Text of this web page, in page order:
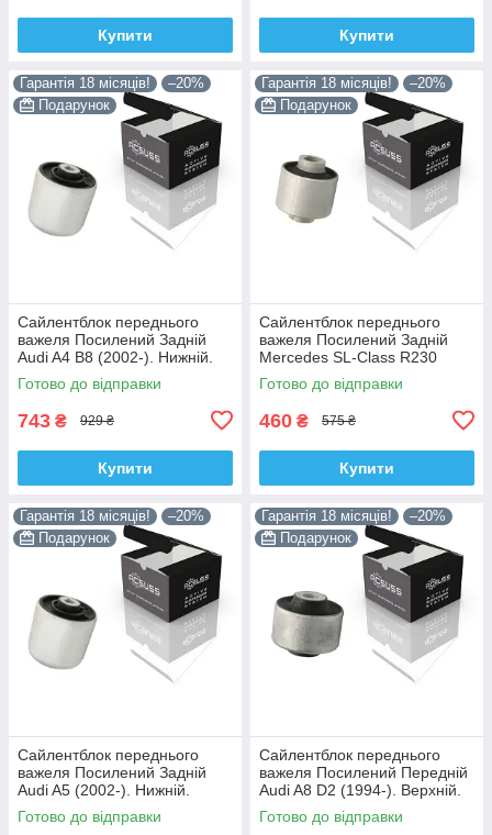
Купити Купити
Гарантія 18 місяців!
–20%
Подарунок
Сайлентблок переднього
важеля Посилений Задній
Audi A4 B8 (2002-). Нижній.
Корея ACSUSS! 4H0407183 ,
TD1247W , VKDS331074
Готово до відправки
743 ₴ 929 ₴
Купити
Гарантія 18 місяців!
–20%
Подарунок
Сайлентблок переднього
важеля Посилений Задній
Mercedes SL-Class R230
(2006-). Корея ACSUSS!
28744 , TD4208W ,
Готово до відправки
460 ₴ 575 ₴
Купити
Гарантія 18 місяців!
–20%
Подарунок
Сайлентблок переднього
важеля Посилений Задній
Audi A5 (2002-). Нижній.
Корея ACSUSS! 4H0407183 ,
TD1247W , VKDS331074
Готово до відправки
Гарантія 18 місяців!
–20%
Подарунок
Сайлентблок переднього
важеля Посилений Передній
Audi A8 D2 (1994-). Верхній.
Корея ACSUSS! 35379 ,
JBU138 , TD1062W
Готово до відправки